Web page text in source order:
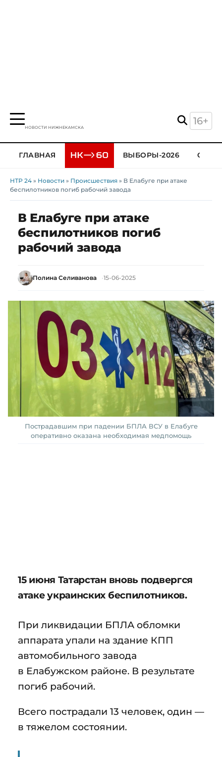
НОВОСТИ НИЖНЕКАМСКА
16+
ГЛАВНАЯ ВЫБОРЫ-2026
НТР 24 » Новости » Происшествия » В Елабуге при атаке
беспилотников погиб рабочий завода
В Елабуге при атаке
беспилотников погиб
рабочий завода
Полина Селиванова 15-06-2025
Пострадавшим при падении БПЛА ВСУ в Елабуге
оперативно оказана необходимая медпомощь
15 июня Татарстан вновь подвергся
атаке украинских беспилотников.
При ликвидации БПЛА обломки
аппарата упали на здание КПП
автомобильного завода
в Елабужском районе. В результате
погиб рабочий.
Всего пострадали 13 человек, один —
в тяжелом состоянии.